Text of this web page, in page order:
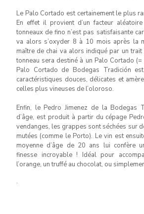
Le Palo Cortado est certainement le plus
En effet il provient d’un facteur
tonneaux de fino n’est pas satisfaisante
va alors s’oxyder 8 à 10 mois après la
maître de chai va alors indiqué par un
tonneau sera destiné à un Palo Cortado
Palo Cortado de Bodegas Tradición
caractéristiques douces, délicates et
celles plus vineuses de l’oloroso.
Enfin, le Pedro Jimenez de la Bodegas
d’âge, est produit à partir du cépage
vendanges, les grappes sont séchées sur
mutées (comme le Porto). Le vin est
moyenne d’âge de 20 ans lui confère
finesse incroyable ! Idéal pour
l’orange, un truffé au chocolat, ou
.